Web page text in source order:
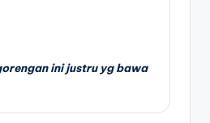
ini justru yg bawa